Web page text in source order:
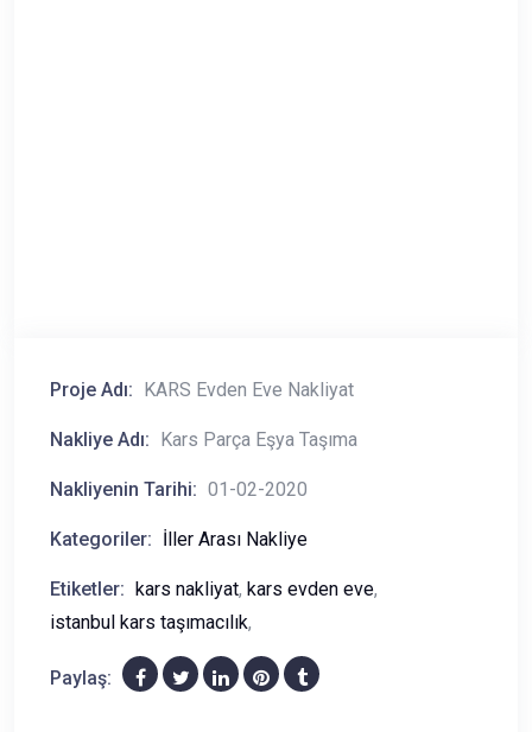
Proje Adı: KARS Evden Eve Nakliyat
Nakliye Adı: Kars Parça Eşya Taşıma
Nakliyenin Tarihi: 01-02-2020
Kategoriler: İller Arası Nakliye
Etiketler: kars nakliyat, kars evden eve,
istanbul kars taşımacılık,
Paylaş: